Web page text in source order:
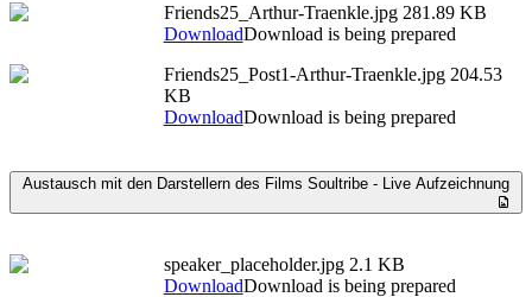
Friends25_Arthur-Traenkle.jpg 281.89 KB
DownloadDownload is being prepared
Friends25_Post1-Arthur-Traenkle.jpg 204.53
KB
DownloadDownload is being prepared
Austausch mit den Darstellern des Films Soultribe - Live Aufzeichnung
speaker_placeholder.jpg 2.1 KB
DownloadDownload is being prepared